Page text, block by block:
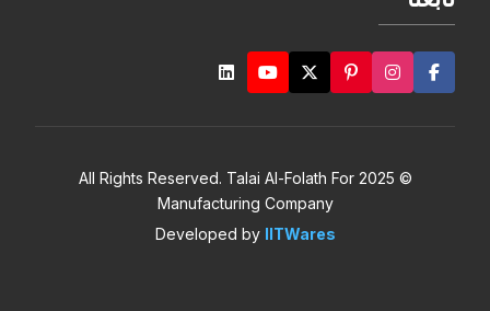
© 2025 All Rights Reserved. Talai Al-Folath For
Manufacturing Company
Developed by IITWares